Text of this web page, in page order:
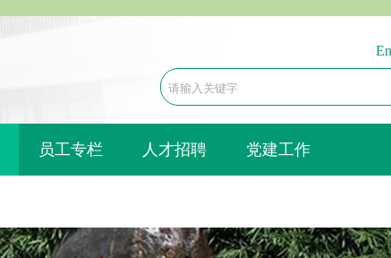
员工专栏 人才招聘 党建工作